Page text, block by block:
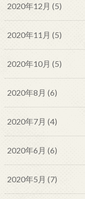
2020年12月 (5)
2020年11月 (5)
2020年10月 (5)
2020年8月 (6)
2020年7月 (4)
2020年6月 (6)
2020年5月 (7)